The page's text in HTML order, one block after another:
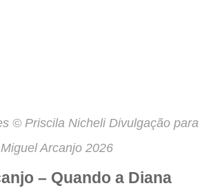
© Priscila Nicheli Divulgação para
Miguel Arcanjo 2026
– Quando a Diana